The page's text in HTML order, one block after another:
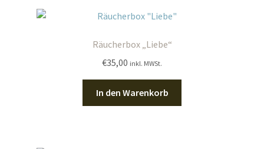
Räucherbox „Liebe“
€35,00 inkl. MWSt.
In den Warenkorb